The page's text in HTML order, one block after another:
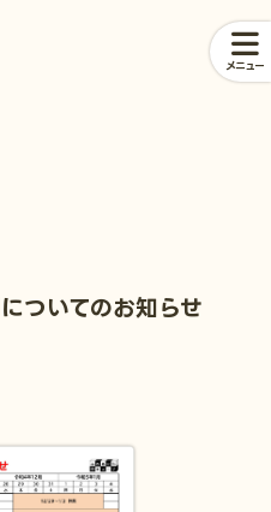
メニュー
ついてのお知らせ